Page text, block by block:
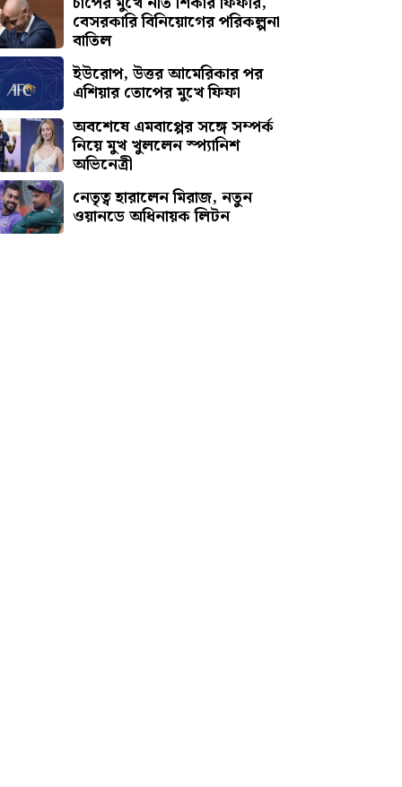
বেসরকারি বিনিয়োগের পরিকল্পনা
বাতিল
ইউরোপ, উত্তর আমেরিকার পর
এশিয়ার তোপের মুখে ফিফা
অবশেষে এমবাপ্পের সঙ্গে সম্পর্ক
নিয়ে মুখ খুললেন স্প্যানিশ
অভিনেত্রী
নেতৃত্ব হারালেন মিরাজ, নতুন
ওয়ানডে অধিনায়ক লিটন